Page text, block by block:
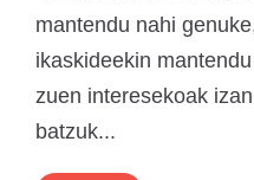
mantendu nahi
ikaskideekin
zuen interesekoak
batzuk...